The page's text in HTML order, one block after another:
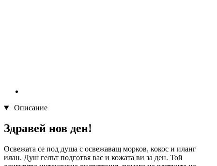
Описание
Здравей нов ден!
Освежата се под душа с освежаващ морков, кокос и иланг
илан. Душ гелът подготвя вас и кожата ви за ден. Той